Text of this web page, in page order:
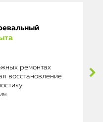
ремонтах
восстановление